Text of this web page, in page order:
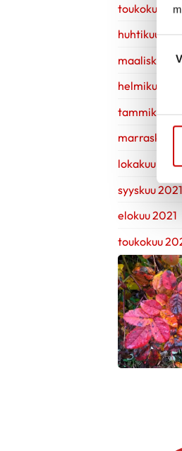
toukokuu
huhtikuu
maaliskuu
helmikuu
tammikuu
marraskuu
lokakuu 2021
syyskuu 2021
elokuu 2021
toukokuu